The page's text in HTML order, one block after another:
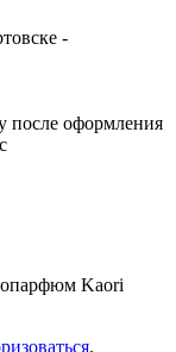
-
после оформления
Kaori
.